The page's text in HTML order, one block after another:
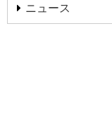
ニュース